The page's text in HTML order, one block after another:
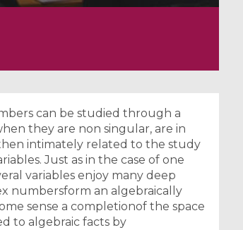
can be studied through a
they are non singular, are in
intimately related to the study
Just as in the case of one
variables enjoy many deep
numbersform an algebraically
sense a completionof the space
to algebraic facts by